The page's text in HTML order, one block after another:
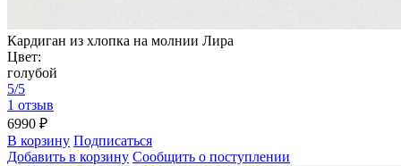
Кардиган из хлопка на молнии Лира
Цвет:
голубой
5/5
1 отзыв
6990 ₽
В корзину Подписаться
Добавить в корзину Сообщить о поступлении